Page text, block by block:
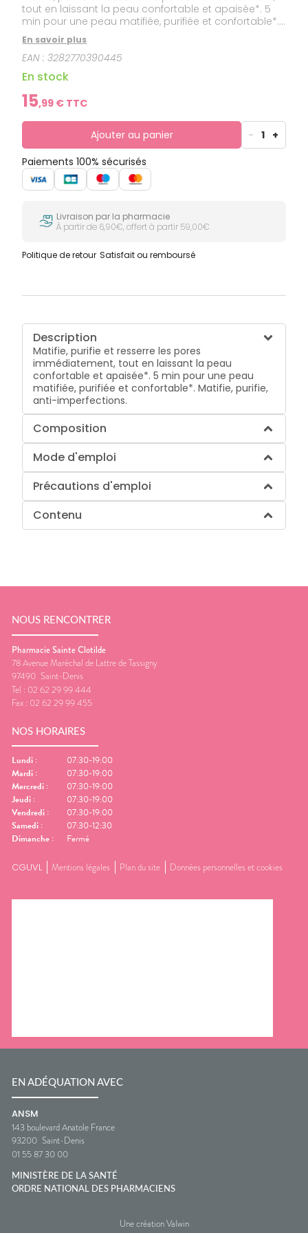
tout en laissant la peau confortable et apaisée*. 5
min pour une peau matifiée, purifiée et confortable*.
Matifie, purifie, anti-imperfections.
En savoir plus
EAN :3282770390445
En stock
15,99 € TTC
Ajouter au panier - 1 +
Paiements 100% sécurisés
Livraison par la pharmacie
À partir de 6,90€, offert à partir 59,00€
Politique de retour Satisfait ou remboursé
Description
Matifie, purifie et resserre les pores
immédiatement, tout en laissant la peau
confortable et apaisée*. 5 min pour une peau
matifiée, purifiée et confortable*. Matifie, purifie,
anti-imperfections.
Composition
Mode d'emploi
Précautions d'emploi
Contenu
NOUS RENCONTRER
Pharmacie Sainte Clotilde
78 Avenue Maréchal de Lattre de Tassigny
97490 Saint-Denis
Tel : 02 62 29 99 444
Fax : 02 62 29 99 455
NOS HORAIRES
Lundi :
07:30-19:00
Mardi :
07:30-19:00
Mercredi :
07:30-19:00
Jeudi :
07:30-19:00
Vendredi :
07:30-19:00
Samedi :
07:30-12:30
Dimanche : Fermé
CGUVL Mentions légales Plan du site Données personnelles et cookies
EN ADÉQUATION AVEC
ANSM
143 boulevard Anatole France
93200 Saint-Denis
01 55 87 30 00
MINISTÈRE DE LA SANTÉ
ORDRE NATIONAL DES PHARMACIENS
Une création Valwin